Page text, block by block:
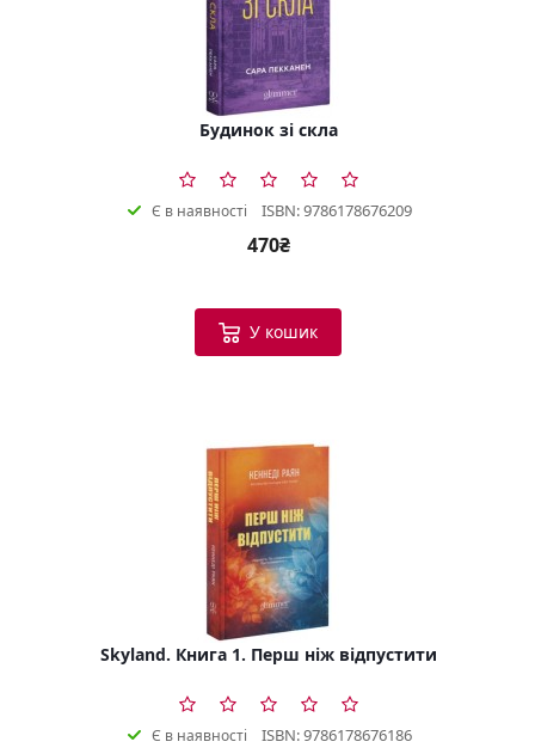
Будинок зі скла
Є в наявності ISBN: 9786178676209
470₴
У кошик
Skyland. Книга 1. Перш ніж відпустити
Є в наявності ISBN: 9786178676186